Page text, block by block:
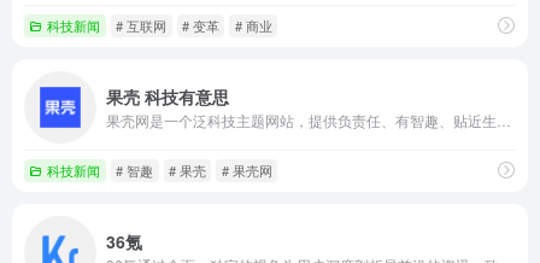
科技新闻 # 互联网 # 变革 # 商业
果壳 科技有意思
科技新闻 # 智趣 # 果壳 # 果壳网
36氪